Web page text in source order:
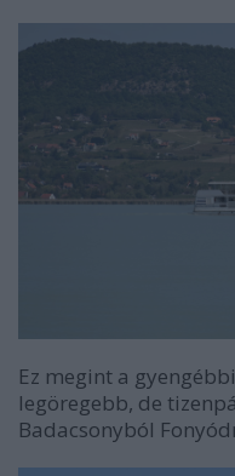
Ez megint a
legöregebb, de
Badacsonyból